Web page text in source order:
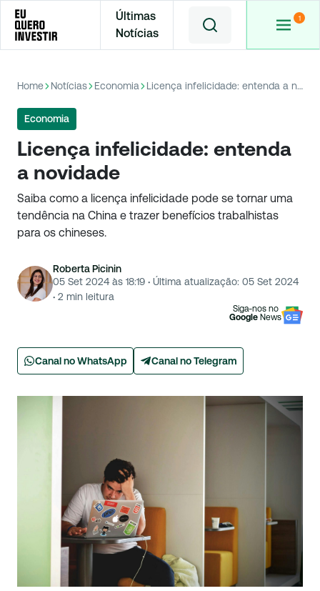
Últimas
Notícias
Home Notícias Economia Licença infelicidade: entenda a novidade
Economia
Licença infelicidade: entenda
a novidade
Saiba como a licença infelicidade pode se tornar uma
tendência na China e trazer benefícios trabalhistas
para os chineses.
Roberta Picinin
05 Set 2024 às 18:19 · Última atualização: 05 Set 2024
· 2 min leitura
Siga-nos no
Google News
Canal no WhatsApp Canal no Telegram